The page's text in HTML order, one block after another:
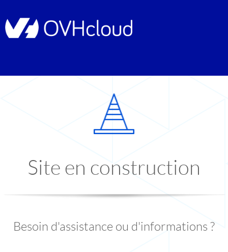
Site en construction
Besoin d'assistance ou d'informations ?